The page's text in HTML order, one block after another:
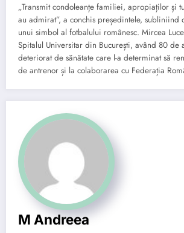
„Transmit condoleanțe familiei, apropiaților și
au admirat”, a conchis președintele,
unui simbol al fotbalului românesc. Mircea
Spitalul Universitar din București, având 80 de
deteriorat de sănătate care l-a determinat să
de antrenor și la colaborarea cu Federația
M Andreea